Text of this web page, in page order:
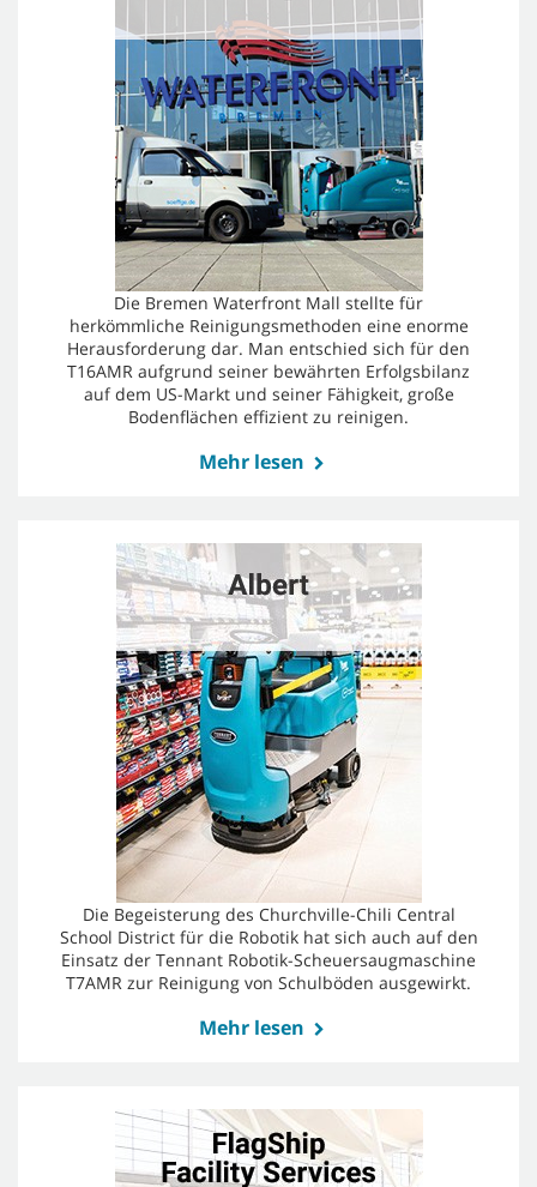
Die Bremen Waterfront Mall stellte für
herkömmliche Reinigungsmethoden eine enorme
Herausforderung dar. Man entschied sich für den
T16AMR aufgrund seiner bewährten Erfolgsbilanz
auf dem US-Markt und seiner Fähigkeit, große
Bodenflächen effizient zu reinigen.
Mehr lesen
Die Begeisterung des Churchville-Chili Central
School District für die Robotik hat sich auch auf den
Einsatz der Tennant Robotik-Scheuersaugmaschine
T7AMR zur Reinigung von Schulböden ausgewirkt.
Mehr lesen